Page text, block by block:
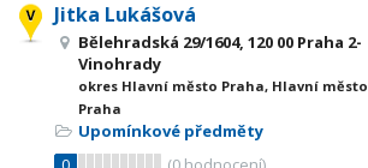
Jitka Lukášová
Bělehradská 29/1604, 120 00 Praha 2-
Vinohrady
okres Hlavní město Praha, Hlavní město
Praha
Upomínkové předměty